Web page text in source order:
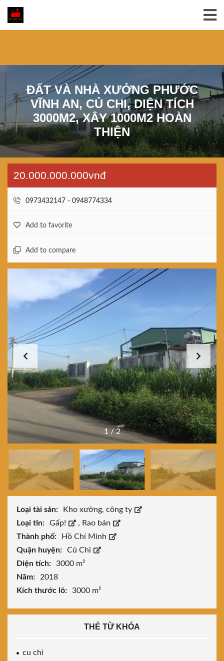
ĐẤT VÀ NHÀ XƯỞNG PHƯỚC
VĨNH AN, CỦ CHI, DIỆN TÍCH
3000M2, XÂY 1000M2 HOÀN
THIỆN
20.000.000.000vnđ
0973432147 - 0948774334
Add to favorite
Add to compare
1 /2
Loại tài sản:
Kho xưởng, công ty
Loại tin:
Gấp! , Rao bán
Thành phố:
Hồ Chí Minh
Quận huyện:
Củ Chi
Diện tích:
3000 m²
Năm:
2018
Kích thước lô:
3000 m²
THẺ TỪ KHÓA
cu chi